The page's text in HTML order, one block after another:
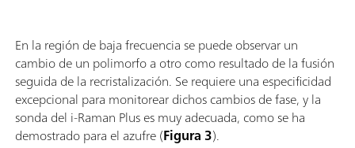
En la región de baja frecuencia se puede observar un
cambio de un polimorfo a otro como resultado de la fusión
seguida de la recristalización. Se requiere una especificidad
excepcional para monitorear dichos cambios de fase, y la
sonda del i-Raman Plus es muy adecuada, como se ha
demostrado para el azufre (Figura 3).